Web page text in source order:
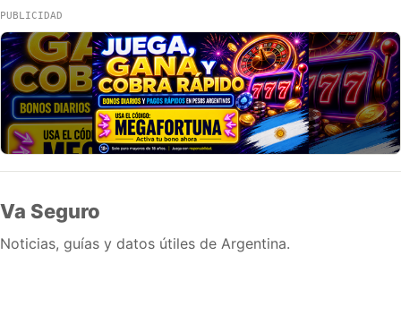
PUBLICIDAD
Va Seguro
Noticias, guías y datos útiles de Argentina.